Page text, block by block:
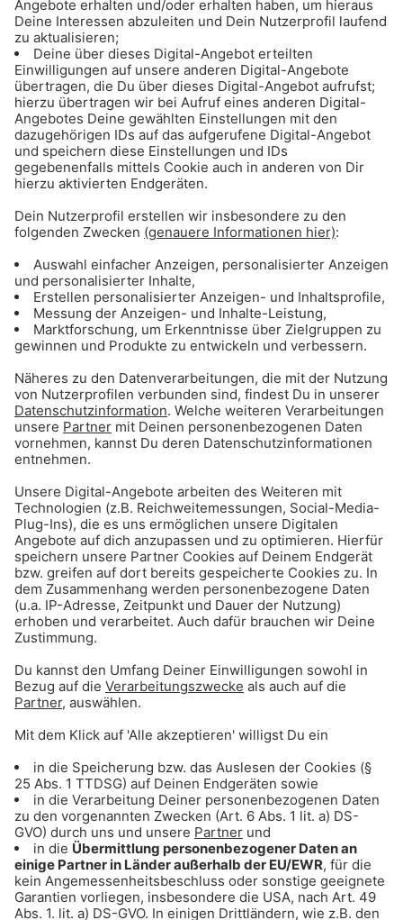
Das könnte dich auch
interessieren:
Gong 96.3 – Gratis Autos für München!
Das Wünsch dir was „Auto-Spezial“
Wünsch dir was - Gong zahlt dir das!
Gong 96.3 erfüllt eure Wünsche – das Original!
Gong 96.3 Erst Wochenende, wenn